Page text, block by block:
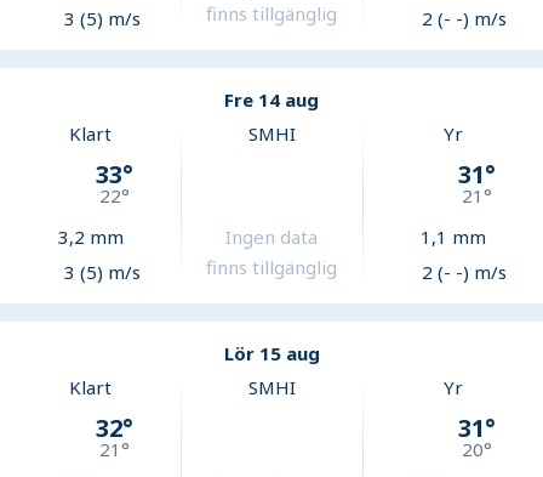
3 (5) m/s
finns tillgänglig
2 (- -) m/s
Fre 14 aug
Klart
33°
22°
3,2 mm
3 (5) m/s
SMHI
Ingen data
finns tillgänglig
Yr
31°
21°
1,1 mm
2 (- -) m/s
Lör 15 aug
Klart
32°
21°
SMHI Yr
31°
20°